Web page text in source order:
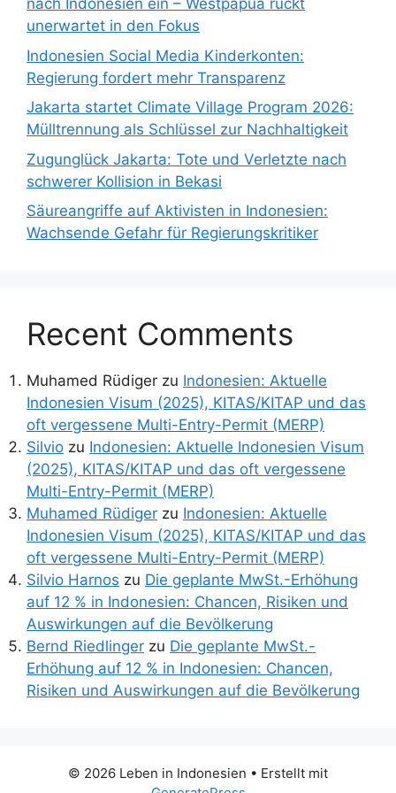
nach Indonesien ein – Westpapua rückt
unerwartet in den Fokus
Indonesien Social Media Kinderkonten:
Regierung fordert mehr Transparenz
Jakarta startet Climate Village Program 2026:
Mülltrennung als Schlüssel zur Nachhaltigkeit
Zugunglück Jakarta: Tote und Verletzte nach
schwerer Kollision in Bekasi
Säureangriffe auf Aktivisten in Indonesien:
Wachsende Gefahr für Regierungskritiker
Recent Comments
Muhamed Rüdiger zu Indonesien: Aktuelle
Indonesien Visum (2025), KITAS/KITAP und das
oft vergessene Multi-Entry-Permit (MERP)
Silvio zu Indonesien: Aktuelle Indonesien Visum
(2025), KITAS/KITAP und das oft vergessene
Multi-Entry-Permit (MERP)
Muhamed Rüdiger zu Indonesien: Aktuelle
Indonesien Visum (2025), KITAS/KITAP und das
oft vergessene Multi-Entry-Permit (MERP)
Silvio Harnos zu Die geplante MwSt.-Erhöhung
auf 12 % in Indonesien: Chancen, Risiken und
Auswirkungen auf die Bevölkerung
Bernd Riedlinger zu Die geplante MwSt.-
Erhöhung auf 12 % in Indonesien: Chancen,
Risiken und Auswirkungen auf die Bevölkerung
© 2026 Leben in Indonesien • Erstellt mit